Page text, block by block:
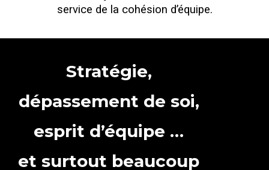
service de la cohésion d’équipe.
Stratégie,
dépassement de soi,
esprit d’équipe …
et surtout beaucoup